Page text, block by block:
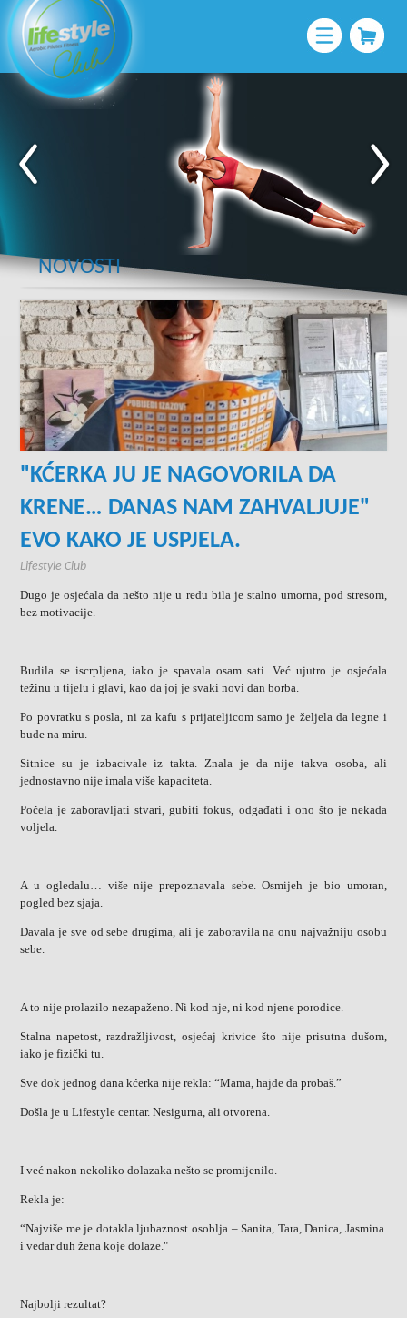
NOVOSTI
"KĆERKA JU JE NAGOVORILA DA
KRENE… DANAS NAM ZAHVALJUJE"
EVO KAKO JE USPJELA.
Lifestyle Club
Dugo je osjećala da nešto nije u redu bila je stalno umorna, pod stresom,
bez motivacije.
Budila se iscrpljena, iako je spavala osam sati. Već ujutro je osjećala
težinu u tijelu i glavi, kao da joj je svaki novi dan borba.
Po povratku s posla, ni za kafu s prijateljicom samo je željela da legne i
bude na miru.
Sitnice su je izbacivale iz takta. Znala je da nije takva osoba, ali
jednostavno nije imala više kapaciteta.
Počela je zaboravljati stvari, gubiti fokus, odgađati i ono što je nekada
voljela.
A u ogledalu… više nije prepoznavala sebe. Osmijeh je bio umoran,
pogled bez sjaja.
Davala je sve od sebe drugima, ali je zaboravila na onu najvažniju osobu
sebe.
A to nije prolazilo nezapaženo. Ni kod nje, ni kod njene porodice.
Stalna napetost, razdražljivost, osjećaj krivice što nije prisutna dušom,
iako je fizički tu.
Sve dok jednog dana kćerka nije rekla: “Mama, hajde da probaš.”
Došla je u Lifestyle centar. Nesigurna, ali otvorena.
I već nakon nekoliko dolazaka nešto se promijenilo.
Rekla je:
“Najviše me je dotakla ljubaznost osoblja – Sanita, Tara, Danica, Jasmina
i vedar duh žena koje dolaze."
Najbolji rezultat?